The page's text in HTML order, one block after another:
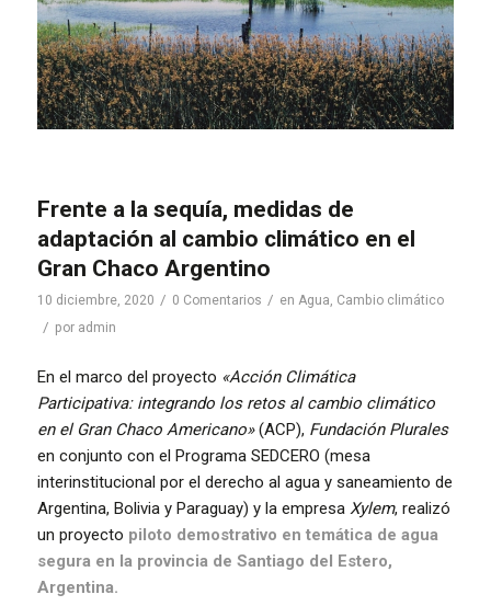
Frente a la sequía, medidas de
adaptación al cambio climático en el
Gran Chaco Argentino
10 diciembre, 2020 / 0 Comentarios / en Agua, Cambio climático
/ por admin
En el marco del proyecto «Acción Climática
Participativa: integrando los retos al cambio climático
en el Gran Chaco Americano»(ACP), Fundación Plurales
en conjunto con el Programa SEDCERO (mesa
interinstitucional por el derecho al agua y saneamiento de
Argentina, Bolivia y Paraguay) y la empresa Xylem, realizó
un proyecto piloto demostrativo en temática de agua
segura en la provincia de Santiago del Estero,
Argentina.